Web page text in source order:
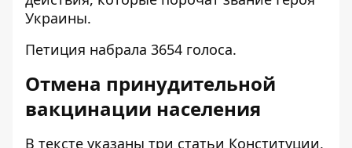
Украины.
Петиция набрала 3654 голоса.
Отмена принудительной
вакцинации населения
В тексте указаны три статьи Конституции,